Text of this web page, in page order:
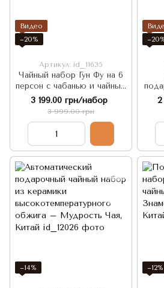
Видео
−20%
Артикул: id_11635
Чайный набор Гун Фу на 6
персон с чабанью и чайным
питомцем - Императорский
Агат, Китай
3 199.00 грн/набор
3 999.00 грн
2
−14% −12%